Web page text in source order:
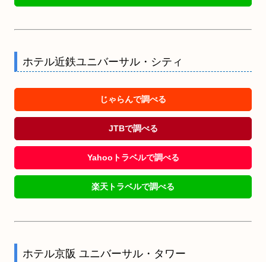
ホテル近鉄ユニバーサル・シティ
じゃらんで調べる
JTBで調べる
Yahooトラベルで調べる
楽天トラベルで調べる
ホテル京阪 ユニバーサル・タワー